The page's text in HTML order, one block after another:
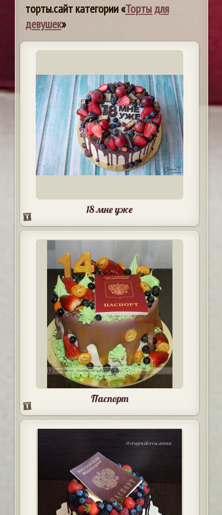
торты.сайт категории «Торты для
девушек»
18 мне уже
Паспорт